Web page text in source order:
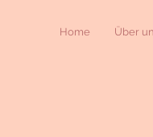
Home Über